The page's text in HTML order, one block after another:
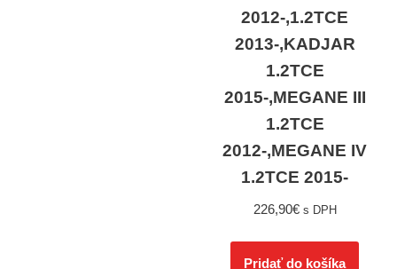
2012-,1.2TCE
2013-,KADJAR
1.2TCE
2015-,MEGANE III
1.2TCE
2012-,MEGANE IV
1.2TCE 2015-
226,90€ s DPH
Pridať do košíka